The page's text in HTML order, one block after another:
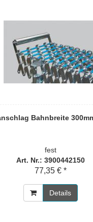
Bahnbreite
fest
Art. Nr.: 3900442150
77,35 € *
Details